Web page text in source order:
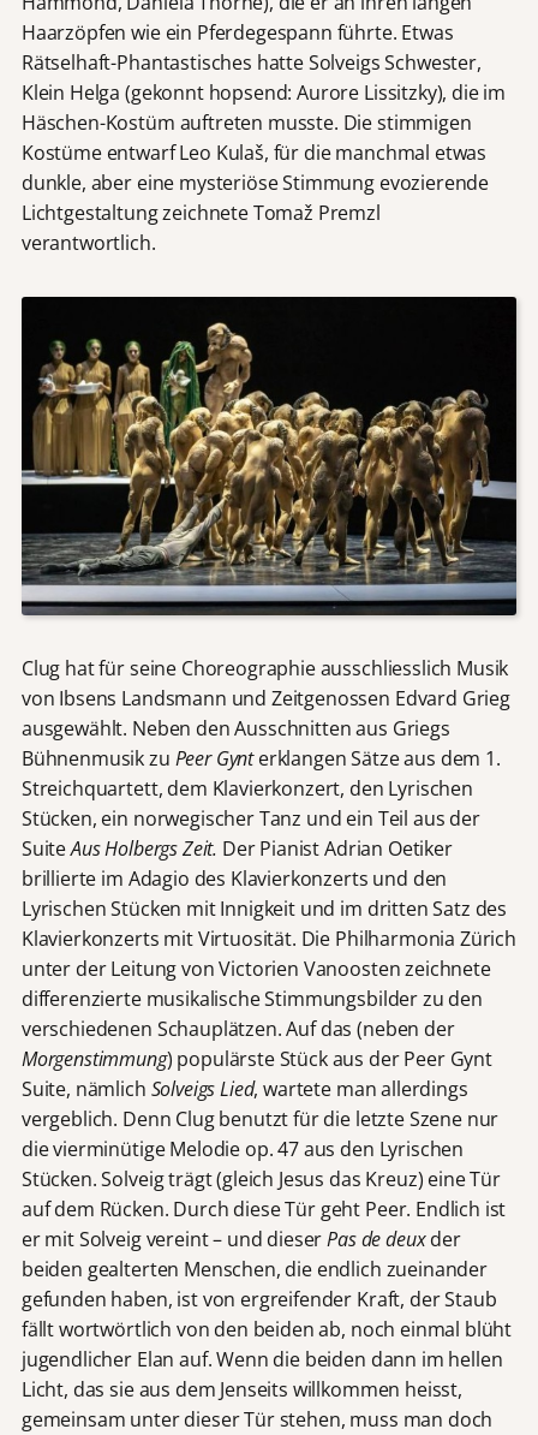
Haarzöpfen wie ein Pferdegespann führte. Etwas
Rätselhaft-Phantastisches hatte Solveigs Schwester,
Klein Helga (gekonnt hopsend: Aurore Lissitzky), die im
Häschen-Kostüm auftreten musste. Die stimmigen
Kostüme entwarf Leo Kulaš, für die manchmal etwas
dunkle, aber eine mysteriöse Stimmung evozierende
Lichtgestaltung zeichnete Tomaž Premzl
verantwortlich.
Clug hat für seine Choreographie ausschliesslich Musik
von Ibsens Landsmann und Zeitgenossen Edvard Grieg
ausgewählt. Neben den Ausschnitten aus Griegs
Bühnenmusik zu Peer Gynterklangen Sätze aus dem 1.
Streichquartett, dem Klavierkonzert, den Lyrischen
Stücken, ein norwegischer Tanz und ein Teil aus der
SuiteAus Holbergs Zeit. Der Pianist Adrian Oetiker
brillierte im Adagio des Klavierkonzerts und den
Lyrischen Stücken mit Innigkeit und im dritten Satz des
Klavierkonzerts mit Virtuosität. Die Philharmonia Zürich
unter der Leitung von Victorien Vanoosten zeichnete
differenzierte musikalische Stimmungsbilder zu den
verschiedenen Schauplätzen. Auf das (neben der
Morgenstimmung) populärste Stück aus der Peer Gynt
Suite, nämlich Solveigs Lied, wartete man allerdings
vergeblich. Denn Clug benutzt für die letzte Szene nur
die vierminütige Melodie op. 47 aus den Lyrischen
Stücken. Solveig trägt (gleich Jesus das Kreuz) eine Tür
auf dem Rücken. Durch diese Tür geht Peer. Endlich ist
er mit Solveig vereint – und dieserPas de deuxder
beiden gealterten Menschen, die endlich zueinander
gefunden haben, ist von ergreifender Kraft, der Staub
fällt wortwörtlich von den beiden ab, noch einmal blüht
jugendlicher Elan auf. Wenn die beiden dann im hellen
Licht, das sie aus dem Jenseits willkommen heisst,
gemeinsam unter dieser Tür stehen, muss man doch